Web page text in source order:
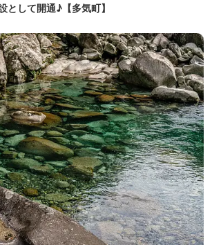
として開通♪【多気町】